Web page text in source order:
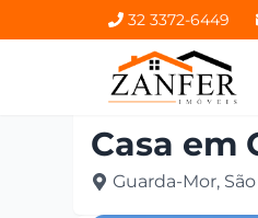
32 3372-6449
Casa em
Guarda-Mor,